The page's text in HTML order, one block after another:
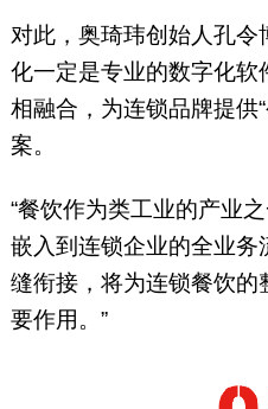
对此，奥琦玮创始人孔
化一定是专业的数字化软
相融合，为连锁品牌提供
案。
“餐饮作为类工业的产业
嵌入到连锁企业的全业
缝衔接，将为连锁餐饮的
要作用。”